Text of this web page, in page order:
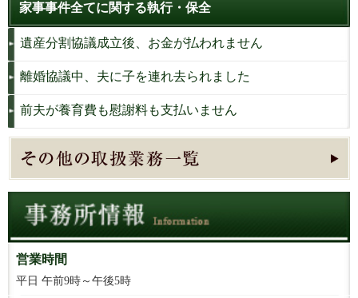
家事事件全てに関する執行・保全
遺産分割協議成立後、お金が払われません
離婚協議中、夫に子を連れ去られました
前夫が養育費も慰謝料も支払いません
営業時間
平日 午前9時～午後5時